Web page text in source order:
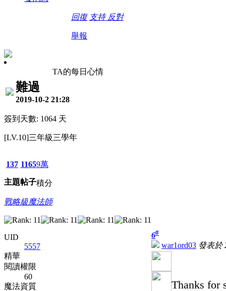
回復 支持 反對
舉報
TA的每日心情
難過
2019-10-2 21:28
簽到天數: 1064 天
[LV.10]三年級三學年
137
主題
1165
帖子
9萬
積分
戰略級魔法師
UID
5557
精華
閱讀權限
60
魔法資質
6#
war1ord03 發表於
Thanks for